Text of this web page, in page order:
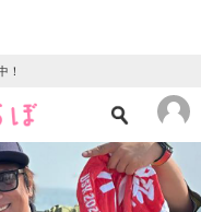
！